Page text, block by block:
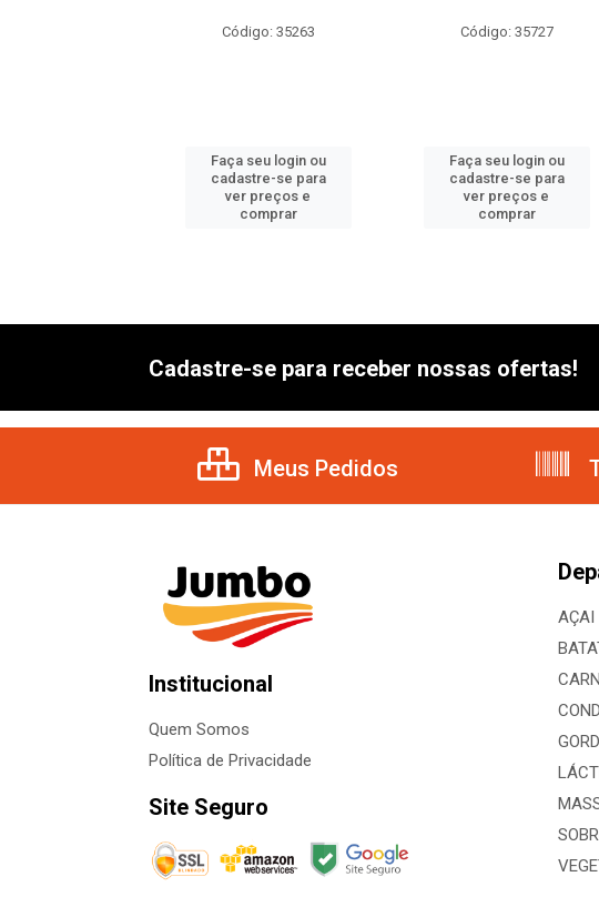
Código: 35263
Faça seu login ou
cadastre-se para
ver preços e
comprar
Código: 35727
Faça seu login ou
cadastre-se para
ver preços e
comprar
Cadastre-se para receber nossas ofertas!
Meus Pedidos
Institucional
Quem Somos
Política de Privacidade
Site Seguro
AÇAI